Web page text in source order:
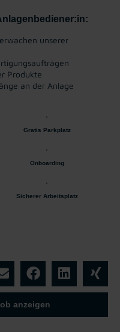
unserer
Produkte
an der Anlage
Gratis Parkplatz
Onboarding
Sicherer Arbeitsplatz
anzeigen